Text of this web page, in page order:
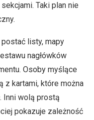
Taki plan nie
listy, mapy
nagłówków
Osoby myślące
z kartami, które można
Inni wolą prostą
pokazuje zależność